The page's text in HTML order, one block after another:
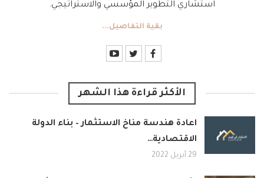
استشاري التطوير المؤسسي والاستراتيجي.
بقية التفاصيل...
الأكثر قراءة هذا الشهر
اعادة هندسة مناخ الاستثمار – بناء الدولة
الاقتصادية…
29 أبريل 2022